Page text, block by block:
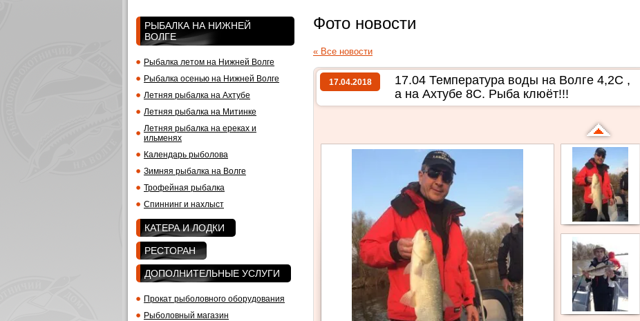
РЫБАЛКА НА НИЖНЕЙ
ВОЛГЕ
Рыбалка летом на Нижней Волге
Рыбалка осенью на Нижней Волге
Летняя рыбалка на Ахтубе
Летняя рыбалка на Митинке
Летняя рыбалка на ереках и
ильменях
Календарь рыболова
Зимняя рыбалка на Волге
Трофейная рыбалка
Спиннинг и нахлыст
КАТЕРА И ЛОДКИ
РЕСТОРАН
ДОПОЛНИТЕЛЬНЫЕ УСЛУГИ
Прокат рыболовного оборудования
Рыболовный магазин
Фото новости
« Все новости
17.04.2018
17.04 Температура воды на Волге 4,2С ,
а на Ахтубе 8С. Рыба клюёт!!!